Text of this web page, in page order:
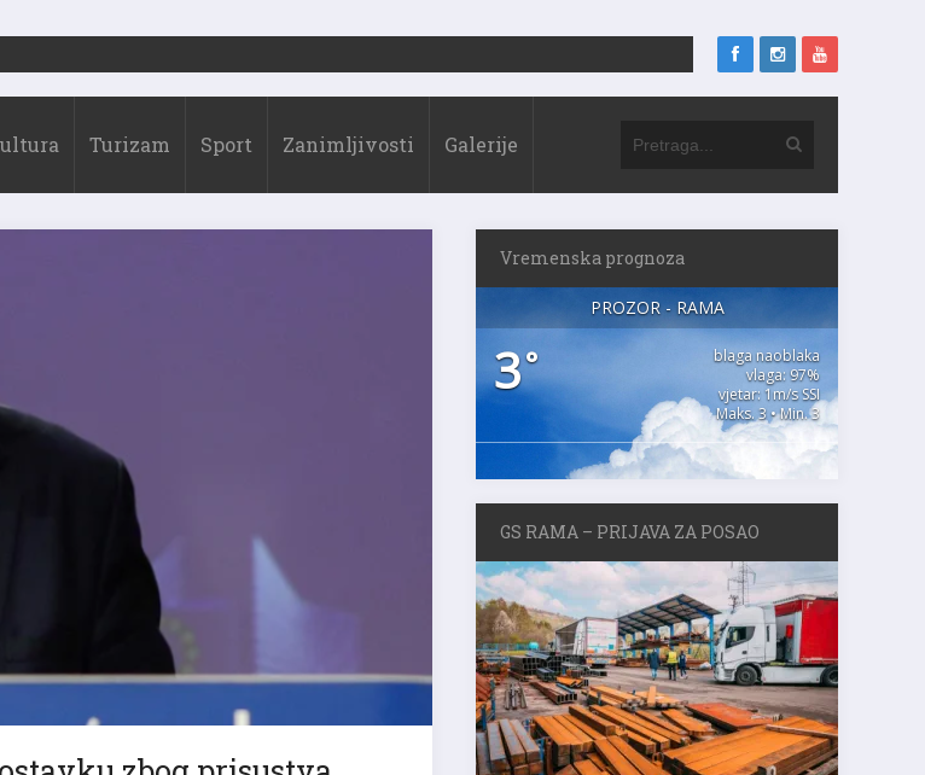
Turizam Sport Zanimljivosti Galerije
Vremenska prognoza
PROZOR - RAMA
3°
blaga naoblaka
vlaga: 97%
vjetar: 1m/s SSI
Maks. 3 • Min. 3
GS RAMA – PRIJAVA ZA POSAO